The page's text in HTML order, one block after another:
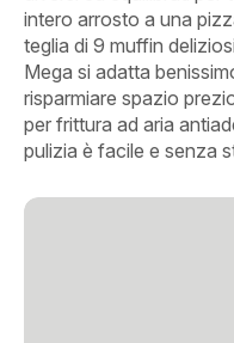
intero arrosto a una
teglia di 9 muffin
Mega si adatta
risparmiare spazio
per frittura ad aria
pulizia è facile e senza